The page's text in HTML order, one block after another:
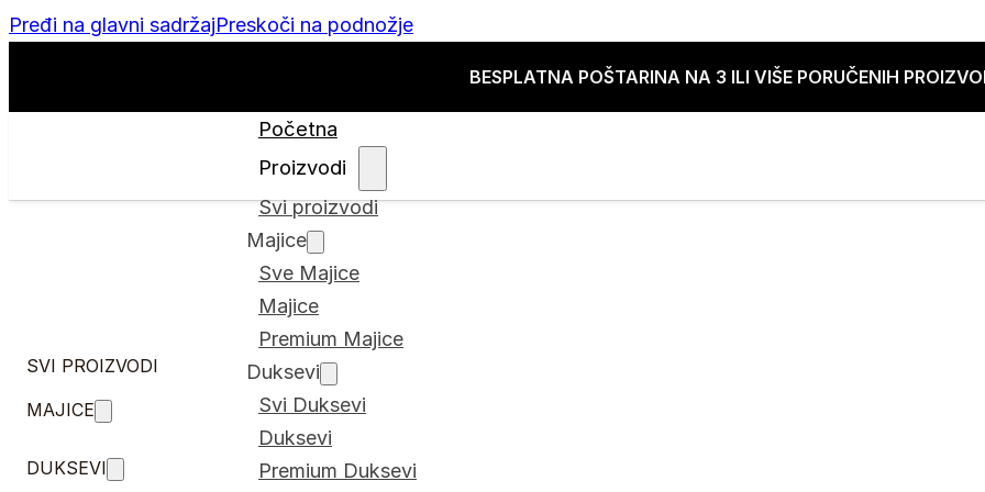
Pređi na glavni sadržajPreskoči na podnožje
BESPLATNA POŠTARINA NA 3 ILI VIŠE PORUČENIH
Početna
Proizvodi
Svi proizvodi
Majice
Sve Majice
Majice
Premium Majice
Duksevi
Svi Duksevi
Duksevi
Premium Duksevi
SVI PROIZVODI
MAJICE
DUKSEVI